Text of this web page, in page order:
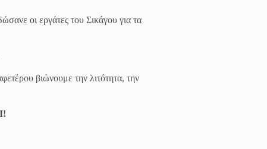
οι εργάτες του Σικάγου για τα
βιώνουμε την λιτότητα, την